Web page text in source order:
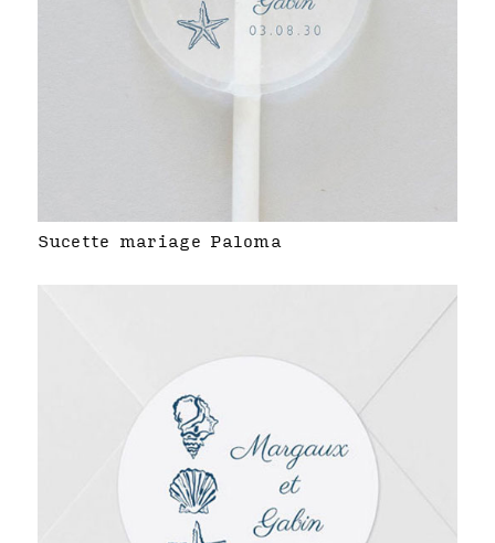
Sucette mariage Paloma